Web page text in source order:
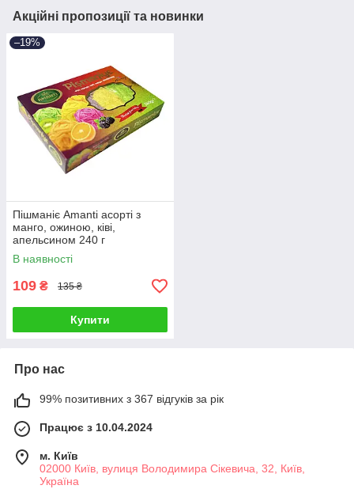
Акційні пропозиції та новинки
–19%
Пішманіє Amanti асорті з
манго, ожиною, ківі,
апельсином 240 г
В наявності
109 ₴ 135 ₴
Купити
Про нас
99% позитивних з 367 відгуків за рік
Працює з 10.04.2024
м. Київ
02000 Київ, вулиця Володимира Сікевича, 32, Київ,
Україна